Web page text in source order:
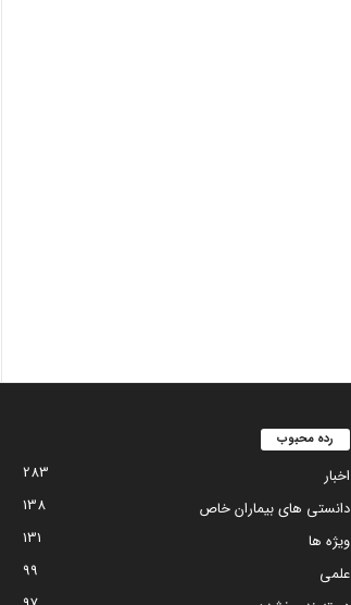
رده محبوب
اخبار
283
دانستی های بیماران خاص
138
ویژه ها
131
علمی
99